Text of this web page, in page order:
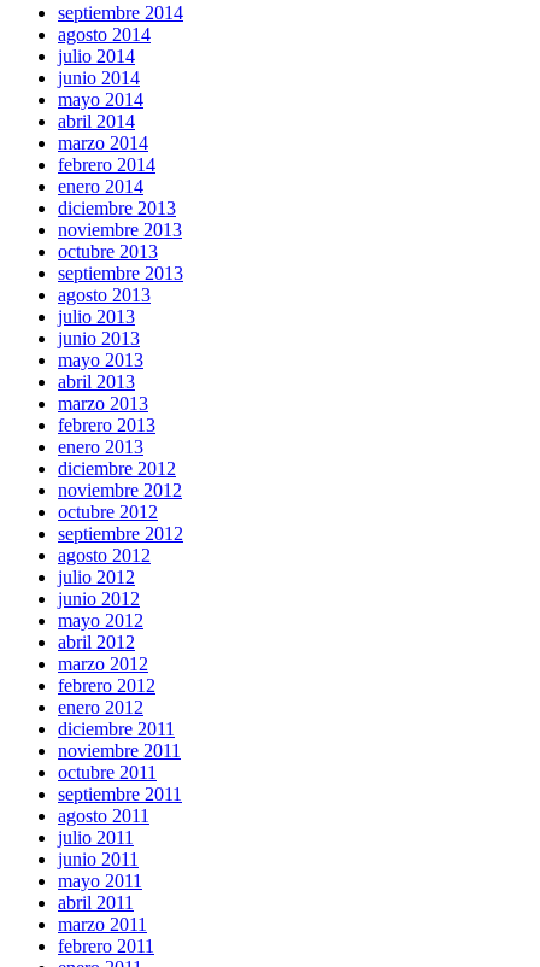
septiembre 2014
agosto 2014
julio 2014
junio 2014
mayo 2014
abril 2014
marzo 2014
febrero 2014
enero 2014
diciembre 2013
noviembre 2013
octubre 2013
septiembre 2013
agosto 2013
julio 2013
junio 2013
mayo 2013
abril 2013
marzo 2013
febrero 2013
enero 2013
diciembre 2012
noviembre 2012
octubre 2012
septiembre 2012
agosto 2012
julio 2012
junio 2012
mayo 2012
abril 2012
marzo 2012
febrero 2012
enero 2012
diciembre 2011
noviembre 2011
octubre 2011
septiembre 2011
agosto 2011
julio 2011
junio 2011
mayo 2011
abril 2011
marzo 2011
febrero 2011